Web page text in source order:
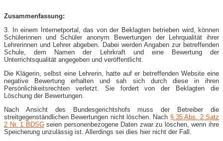
Zusammenfassung:
3. In einem Internetportal, das von der Beklagten betrieben wird, können
Schülerinnen und Schüler anonym Bewertungen der Lehrqualität ihrer
Lehrerinnen und Lehrer abgeben. Dabei werden Angaben zur betreffenden
Schule, dem Namen der Lehrkraft und eine Bewertung der
Unterrichtsqualität angegeben und veröffentlicht.
Die Klägerin, selbst eine Lehrerin, hatte auf er betreffenden Website eine
negative Bewertung erhalten und sah sich durch diese in ihren
Persönlichkeitsrechten verletzt. Sie fordert von der Beklagten die
Löschung der Bewertungen.
Nach Ansicht des Bundesgerichtshofs muss der Betreiber die
streitgegenständlichen Bewertungen nicht löschen. Nach § 35 Abs. 2 Satz
2 Nr. 1 BDSGseien personenbezogene Daten zwar zu löschen, wenn ihre
Speicherung unzulässig ist. Allerdings sei dies hier nicht der Fall.